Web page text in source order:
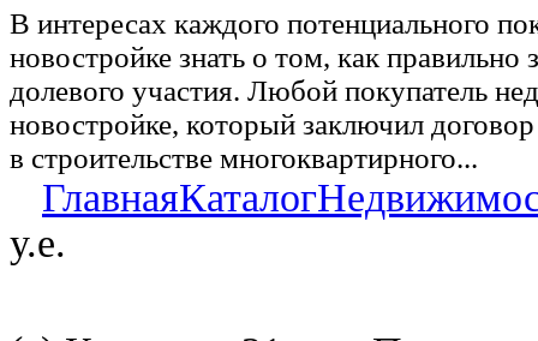
В интересах каждого потенциального
новостройке знать о том, как правильно
долевого участия. Любой покупатель
новостройке, который заключил
в строительстве многоквартирного...
ГлавнаяКаталог
у.е.